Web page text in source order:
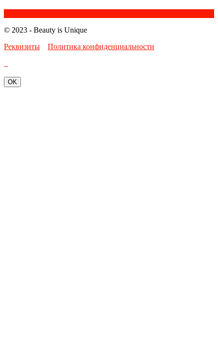
© 2023 - Beauty is Unique
Реквизиты
Политика конфиденциальности
OK